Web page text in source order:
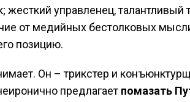
жесткий управленец,
от медийных бестолковых
позицию.
Он – трикстер и
предлагает помазать